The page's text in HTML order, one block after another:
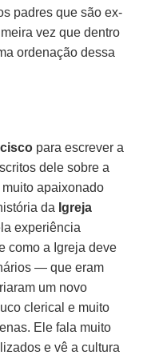
padres que são ex-
vez que dentro
ordenação dessa
para escrever a
dele sobre a
apaixonado
da Igreja
experiência
como a Igreja deve
— que eram
um novo
clerical e muito
Ele fala muito
e vê a cultura